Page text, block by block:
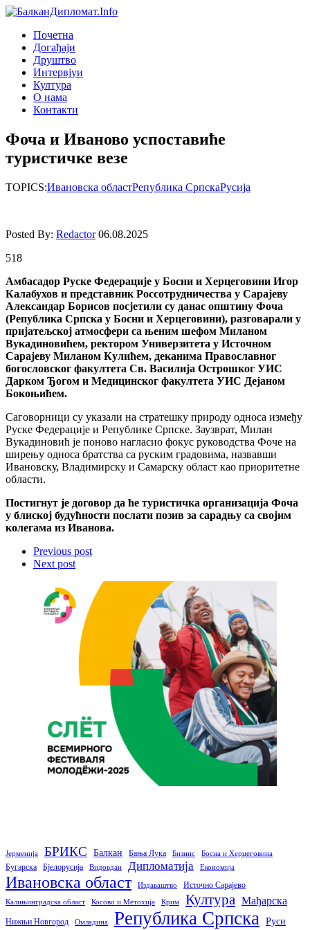
Почетна
Догађаjи
Друштво
Интервjуи
Култура
О нама
Контакти
Фоча и Иваново успоставиће
туристичке везе
TOPICS:Ивановска областРепублика СрпскаРусија
Posted By: Redactor 06.08.2025
518
Амбасадор Руске Федерације у Босни и Херцеговини Игор
Калабухов и представник Россотрудничества у Сарајеву
Александар Борисов посјетили су данас општину Фоча
(Република Српска у Босни и Херцеговини), разговарали у
пријатељској атмосфери са њеним шефом Миланом
Вукадиновићем, ректором Универзитета у Источном
Сарајеву Миланом Кулићем, деканима Православног
богословског факултета Св. Василија Острошког УИС
Дарком Ђогом и Медицинског факултета УИС Дејаном
Бокоњићем.
Саговорници су указали на стратешку природу односа између
Руске Федерације и Републике Српске. Заузврат, Милан
Вукадиновић је поново нагласио фокус руководства Фоче на
ширењу односа братства са руским градовима, назвавши
Ивановску, Владимирску и Самарску област као приоритетне
области.
Постигнут је договор да ће туристичка организација Фоча
у блиској будућности послати позив за сарадњу са својим
колегама из Иванова.
Previous post
Next post
Јерменија БРИКС Балкан Бања Лука Бизнис Босна и Херцеговина
Бугарска Бјелорусија Видовдан Дипломатија Економија
Ивановска област Издаваштво Источно Сарајево
Калињинградска област Косово и Метохија Крим Култура Мађарска
Нижњи Новгород Омладина Република Српска Руси